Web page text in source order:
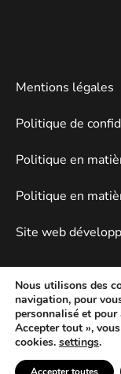
Mentions légales
Politique de
Politique en
Politique en
Site web
Nous utilisons des
navigation, pour
personnalisé et
Accepter tout »,
cookies. settings.